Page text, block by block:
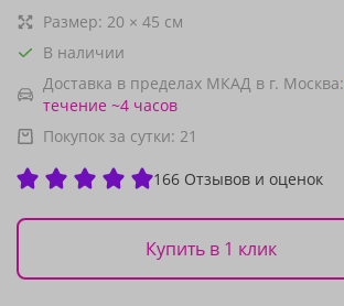
Размер: 20 × 45 см
В наличии
Доставка в пределах МКАД в г. Москва:
течение ~4 часов
Покупок за сутки: 21
166 Отзывов и оценок
Купить в 1 клик